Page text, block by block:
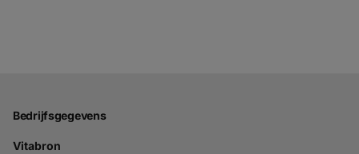
Bedrijfsgegevens
Vitabron